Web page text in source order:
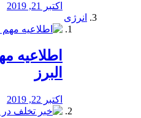
اکتبر 21, 2019
انرژی
️اطلاعیه
البرز
اکتبر 22, 2019